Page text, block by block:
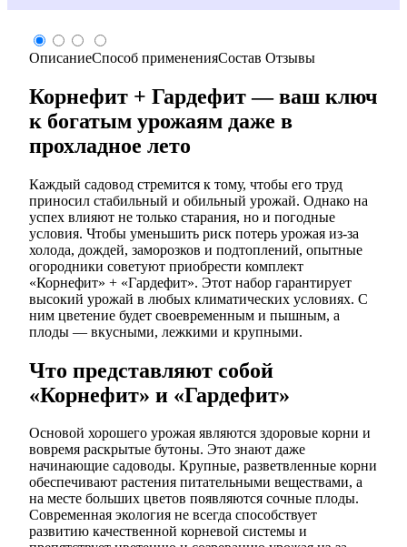
ОписаниеСпособ примененияСостав Отзывы
Корнефит + Гардефит — ваш ключ
к богатым урожаям даже в
прохладное лето
Каждый садовод стремится к тому, чтобы его труд
приносил стабильный и обильный урожай. Однако на
успех влияют не только старания, но и погодные
условия. Чтобы уменьшить риск потерь урожая из-за
холода, дождей, заморозков и подтоплений, опытные
огородники советуют приобрести комплект
«Корнефит» + «Гардефит». Этот набор гарантирует
высокий урожай в любых климатических условиях. С
ним цветение будет своевременным и пышным, а
плоды — вкусными, лежкими и крупными.
Что представляют собой
«Корнефит» и «Гардефит»
Основой хорошего урожая являются здоровые корни и
вовремя раскрытые бутоны. Это знают даже
начинающие садоводы. Крупные, разветвленные корни
обеспечивают растения питательными веществами, а
на месте больших цветов появляются сочные плоды.
Современная экология не всегда способствует
развитию качественной корневой системы и